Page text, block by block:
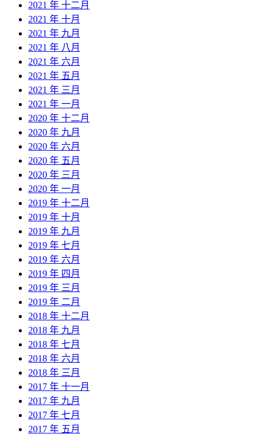
2021 年 十二月
2021 年 十月
2021 年 九月
2021 年 八月
2021 年 六月
2021 年 五月
2021 年 三月
2021 年 一月
2020 年 十二月
2020 年 九月
2020 年 六月
2020 年 五月
2020 年 三月
2020 年 一月
2019 年 十二月
2019 年 十月
2019 年 九月
2019 年 七月
2019 年 六月
2019 年 四月
2019 年 三月
2019 年 二月
2018 年 十二月
2018 年 九月
2018 年 七月
2018 年 六月
2018 年 三月
2017 年 十一月
2017 年 九月
2017 年 七月
2017 年 五月